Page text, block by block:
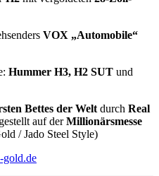
VOX „Automobile“
Hummer H3, H2 SUT und
Bettes der Welt durch Real
auf derMillionärsmesse
/ Jado Steel Style)